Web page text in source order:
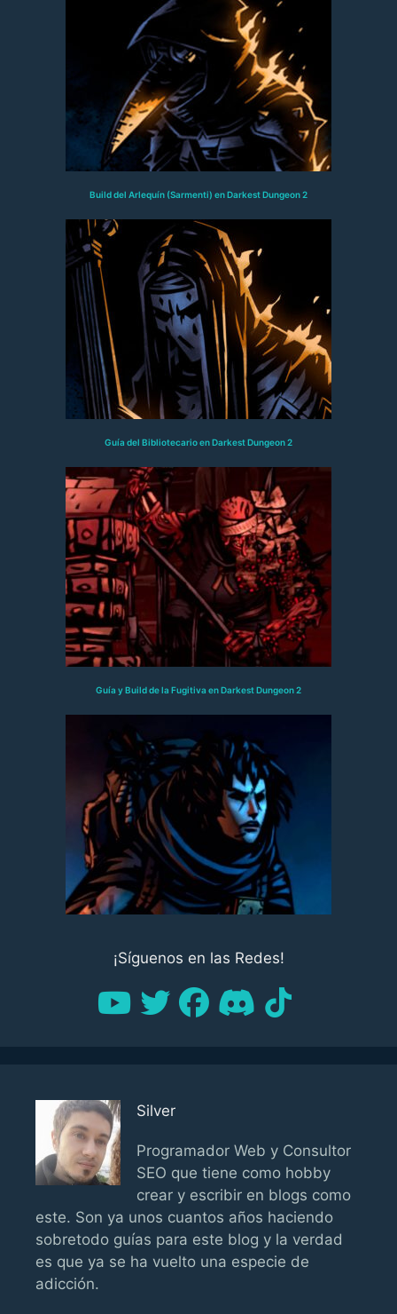
Build del Arlequín (Sarmenti) en Darkest Dungeon 2
Guía del Bibliotecario en Darkest Dungeon 2
Guía y Build de la Fugitiva en Darkest Dungeon 2
¡Síguenos en las Redes!
Silver
Programador Web y Consultor
SEO que tiene como hobby
crear y escribir en blogs como
este. Son ya unos cuantos años haciendo
sobretodo guías para este blog y la verdad
es que ya se ha vuelto una especie de
adicción.